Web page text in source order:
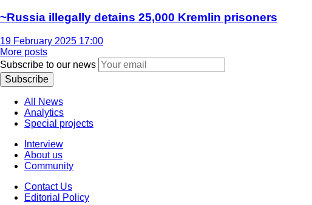
~Russia illegally detains 25,000 Kremlin prisoners
19 February 2025 17:00
More posts
Subscribe to our news
Subscribe
All News
Analytics
Special projects
Interview
About us
Community
Contact Us
Editorial Policy